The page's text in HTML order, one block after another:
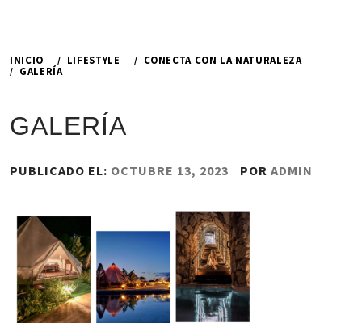
INICIO LIFESTYLE
CONECTA CON LA NATURALEZA
GALERÍA
GALERÍA
PUBLICADO EL: OCTUBRE 13, 2023 POR ADMIN